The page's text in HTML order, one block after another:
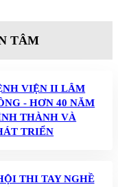
TÂM
VIỆN II LÂM
- HƠN 40 NĂM
THÀNH VÀ
TRIỂN
THI TAY NGHỀ